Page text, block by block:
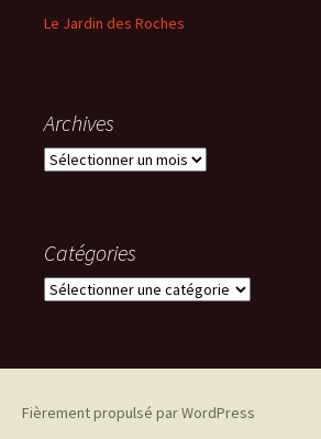
Le Jardin des Roches
Archives
Archives
Catégories
Catégories
Fièrement propulsé par WordPress